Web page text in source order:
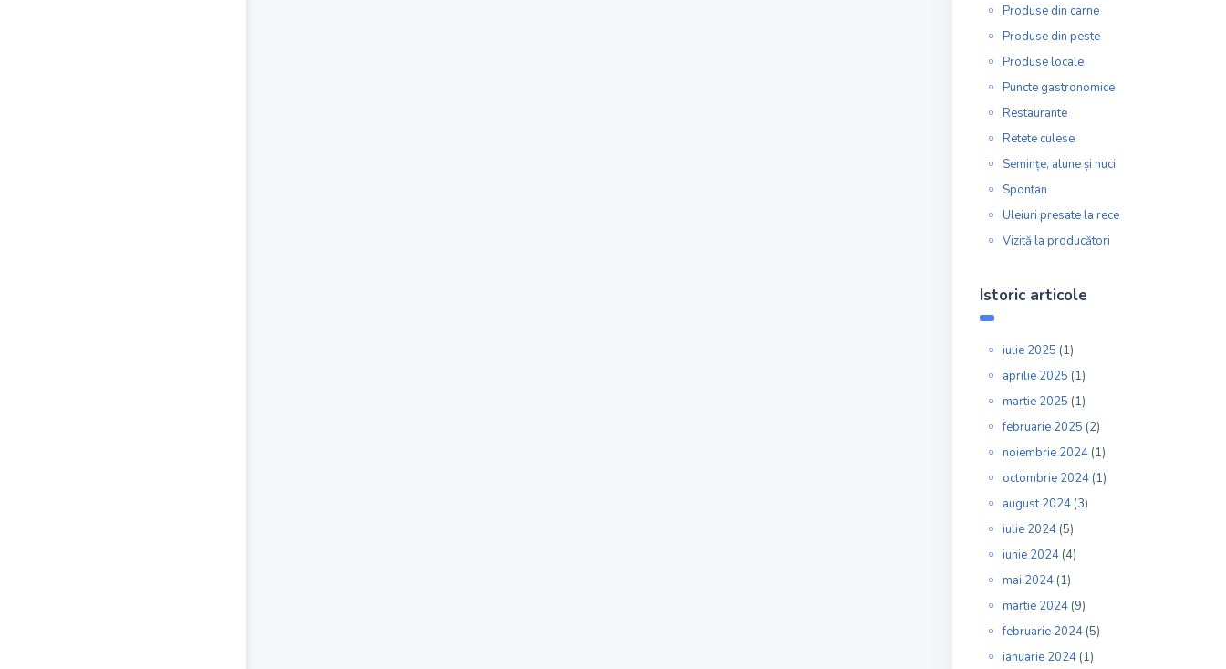
Produse din carne
Produse din peste
Produse locale
Puncte gastronomice
Restaurante
Retete culese
Semințe, alune și nuci
Spontan
Uleiuri presate la rece
Vizită la producători
Istoric articole
iulie 2025 (1)
aprilie 2025 (1)
martie 2025 (1)
februarie 2025 (2)
noiembrie 2024 (1)
octombrie 2024 (1)
august 2024 (3)
iulie 2024 (5)
iunie 2024 (4)
mai 2024 (1)
martie 2024 (9)
februarie 2024 (5)
ianuarie 2024 (1)